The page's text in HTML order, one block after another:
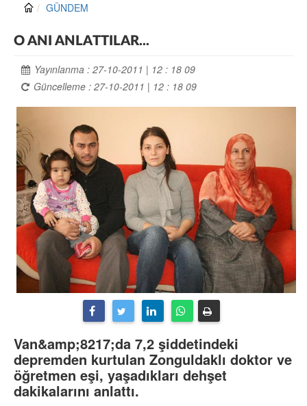
GÜNDEM
O ANI ANLATTILAR...
Yayınlanma : 27-10-2011 | 12 : 18 09
Güncelleme : 27-10-2011 | 12 : 18 09
Van&amp;8217;da 7,2 şiddetindeki
depremden kurtulan Zonguldaklı doktor ve
öğretmen eşi, yaşadıkları dehşet
dakikalarını anlattı.